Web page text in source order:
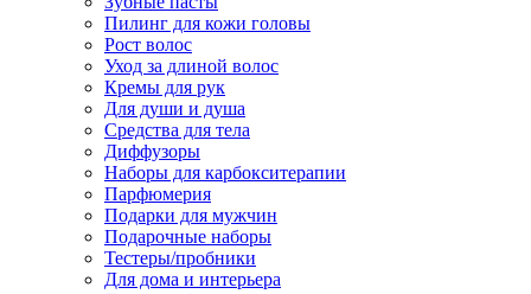
Пилинг для кожи головы
Рост волос
Уход за длиной волос
Кремы для рук
Для души и душа
Средства для тела
Диффузоры
Наборы для карбокситерапии
Парфюмерия
Подарки для мужчин
Подарочные наборы
Тестеры/пробники
Для дома и интерьера